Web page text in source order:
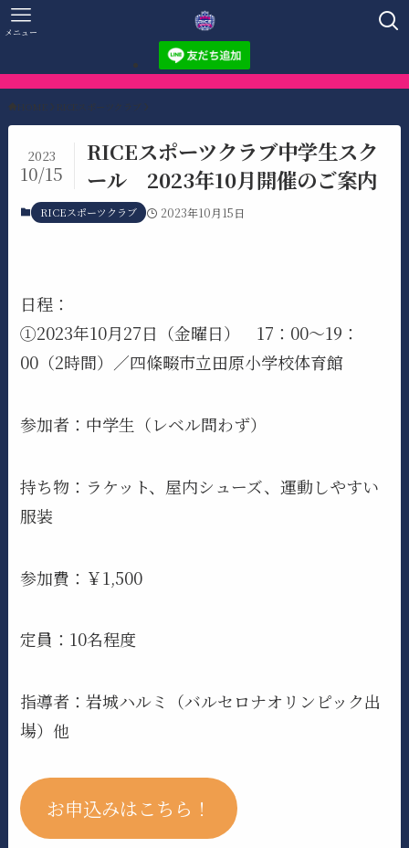
メニュー
HOME RICEスポーツクラブ
RICEスポーツクラブ中学生スク
ール 2023年10月開催のご案内
2023
10/15
RICEスポーツクラブ 2023年10月15日
日程：
①2023年10月27日（金曜日） 17：00～19：
00（2時間）／四條畷市立田原小学校体育館
参加者：中学生（レベル問わず）
持ち物：ラケット、屋内シューズ、運動しやすい
服装
参加費：￥1,500
定員：10名程度
指導者：岩城ハルミ（バルセロナオリンピック出
場）他
お申込みはこちら！